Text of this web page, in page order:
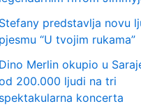
Stefany predstavlja novu
pjesmu “U tvojim rukama”
Dino Merlin okupio u
200.000 ljudi na tri
spektakularna koncerta